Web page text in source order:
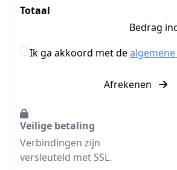
Totaal
Bedrag
Ik ga akkoord met de
Afrekenen
Veilige betaling
Verbindingen zijn
versleuteld met SSL.